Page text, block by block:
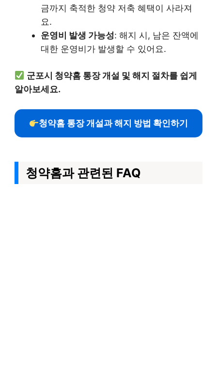
금까지 축적한 청약 저축 혜택이 사라져
요.
운영비 발생 가능성: 해지 시, 남은 잔액에
대한 운영비가 발생할 수 있어요.
군포시 청약홈 통장 개설 및 해지 절차를 쉽게
알아보세요.
청약홈 통장 개설과 해지 방법 확인하기
청약홈과 관련된 FAQ